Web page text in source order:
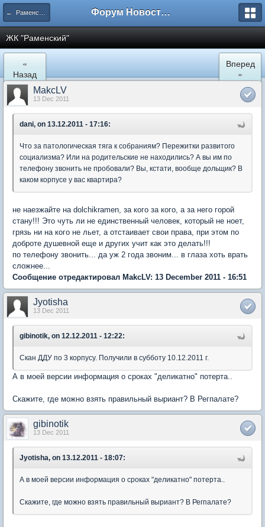
← Раменское Форум Новостройки
ЖК "Рaменский"
«
Назад
Вперед
»
MakcLV
13 Dec 2011
dani, on 13.12.2011 - 17:16:
Что за патологическая тяга к собраниям? Пережитки развитого
социализма? Или на родительские не находились? А вы им по
телефону звонить не пробовали? Вы, кстати, вообще дольщик? В
каком корпусе у вас квартира?
не наезжайте на dolchikramen, за кого за кого, а за него горой
стану!!! Это чуть ли не единственный человек, который не ноет,
грязь ни на кого не льет, а отстаивает свои права, при этом по
доброте душевной еще и других учит как это делать!!!
по телефону звонить... да уж 2 года звоним... в глаза хоть врать
сложнее...
Сообщение отредактировал MakcLV: 13 December 2011 - 16:51
Jyotisha
13 Dec 2011
gibinotik, on 12.12.2011 - 12:22:
Скан ДДУ по 3 корпусу. Получили в субботу 10.12.2011 г.
А в моей версии информация о сроках "деликатно" потерта..
Скажите, где можно взять правильный выриант? В Регпалате?
gibinotik
13 Dec 2011
Jyotisha, on 13.12.2011 - 18:07:
А в моей версии информация о сроках "деликатно" потерта..
Скажите, где можно взять правильный выриант? В Регпалате?